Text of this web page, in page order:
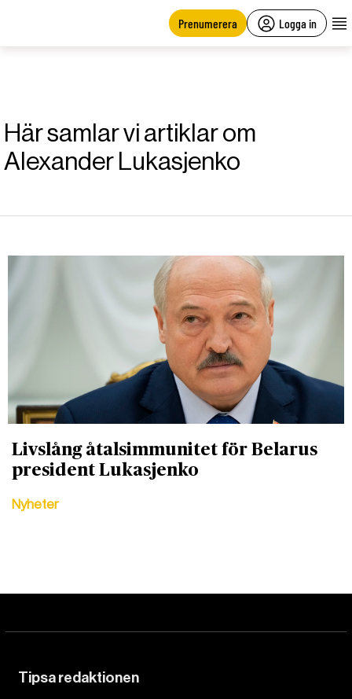
Prenumerera Logga in
Här samlar vi artiklar om
Alexander Lukasjenko
Livslång åtalsimmunitet för Belarus
president Lukasjenko
Nyheter
Tipsa redaktionen